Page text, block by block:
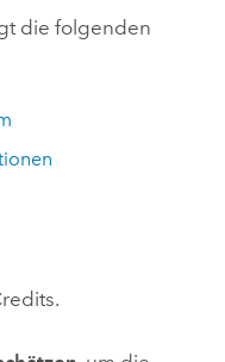
die folgenden